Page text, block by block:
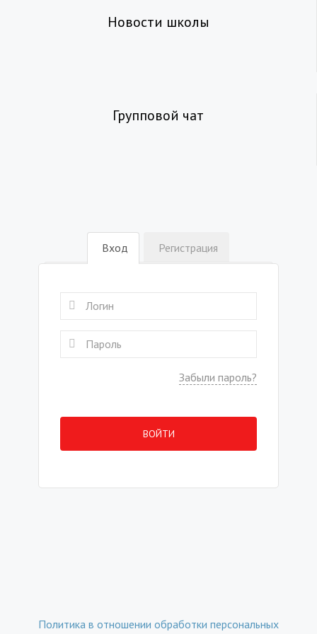
Новости школы
Групповой чат
Вход Регистрация
Забыли пароль?
ВОЙТИ
Политика в отношении обработки персональных